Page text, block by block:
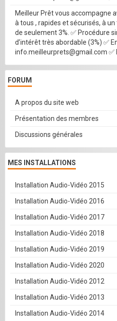
Meilleur Prêt vous accompagne
à tous , rapides et sécurisés, à
de seulement 3%. ✅ Procédure
d’intérêt très abordable (3%) ✅
info.meilleurprets@gmail.com ✅
FORUM
A propos du site web
Présentation des membres
Discussions générales
MES INSTALLATIONS
Installation Audio-Vidéo 2015
Installation Audio-Vidéo 2016
Installation Audio-Vidéo 2017
Installation Audio-Vidéo 2018
Installation Audio-Vidéo 2019
Installation Audio-Vidéo 2020
Installation Audio-Vidéo 2012
Installation Audio-Vidéo 2013
Installation Audio-Vidéo 2014